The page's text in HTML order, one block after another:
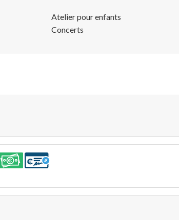
Atelier pour enfants
Concerts